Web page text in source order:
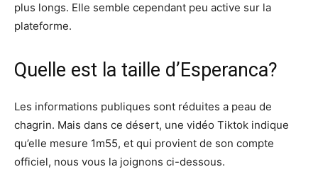
plus longs. Elle semble cependant peu active sur la
plateforme.
Quelle est la taille d’Esperanca?
Les informations publiques sont réduites a peau de
chagrin. Mais dans ce désert, une vidéo Tiktok indique
qu’elle mesure 1m55, et qui provient de son compte
officiel, nous vous la joignons ci-dessous.